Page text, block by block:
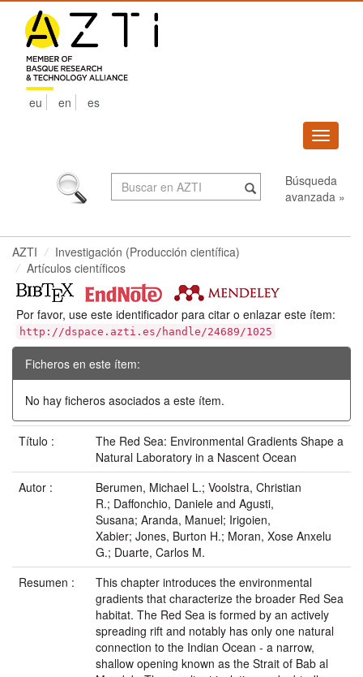
navigation
eu en es
Búsqueda
avanzada »
AZTI
Investigación (Producción científica)
Artículos científicos
Por favor, use este identificador para citar o enlazar este ítem:
http://dspace.azti.es/handle/24689/1025
Ficheros en este ítem:
No hay ficheros asociados a este ítem.
Título :
The Red Sea: Environmental Gradients Shape a
Natural Laboratory in a Nascent Ocean
Autor :
Berumen, Michael L.; Voolstra, Christian
R.; Daffonchio, Daniele and Agusti,
Susana; Aranda, Manuel; Irigoien,
Xabier; Jones, Burton H.; Moran, Xose Anxelu
G.; Duarte, Carlos M.
Resumen :
This chapter introduces the environmental
gradients that characterize the broader Red Sea
habitat. The Red Sea is formed by an actively
spreading rift and notably has only one natural
connection to the Indian Ocean - a narrow,
shallow opening known as the Strait of Bab al